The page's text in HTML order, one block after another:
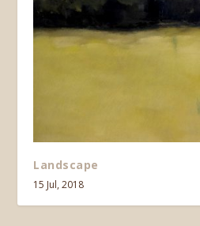
Landscape
15 Jul, 2018